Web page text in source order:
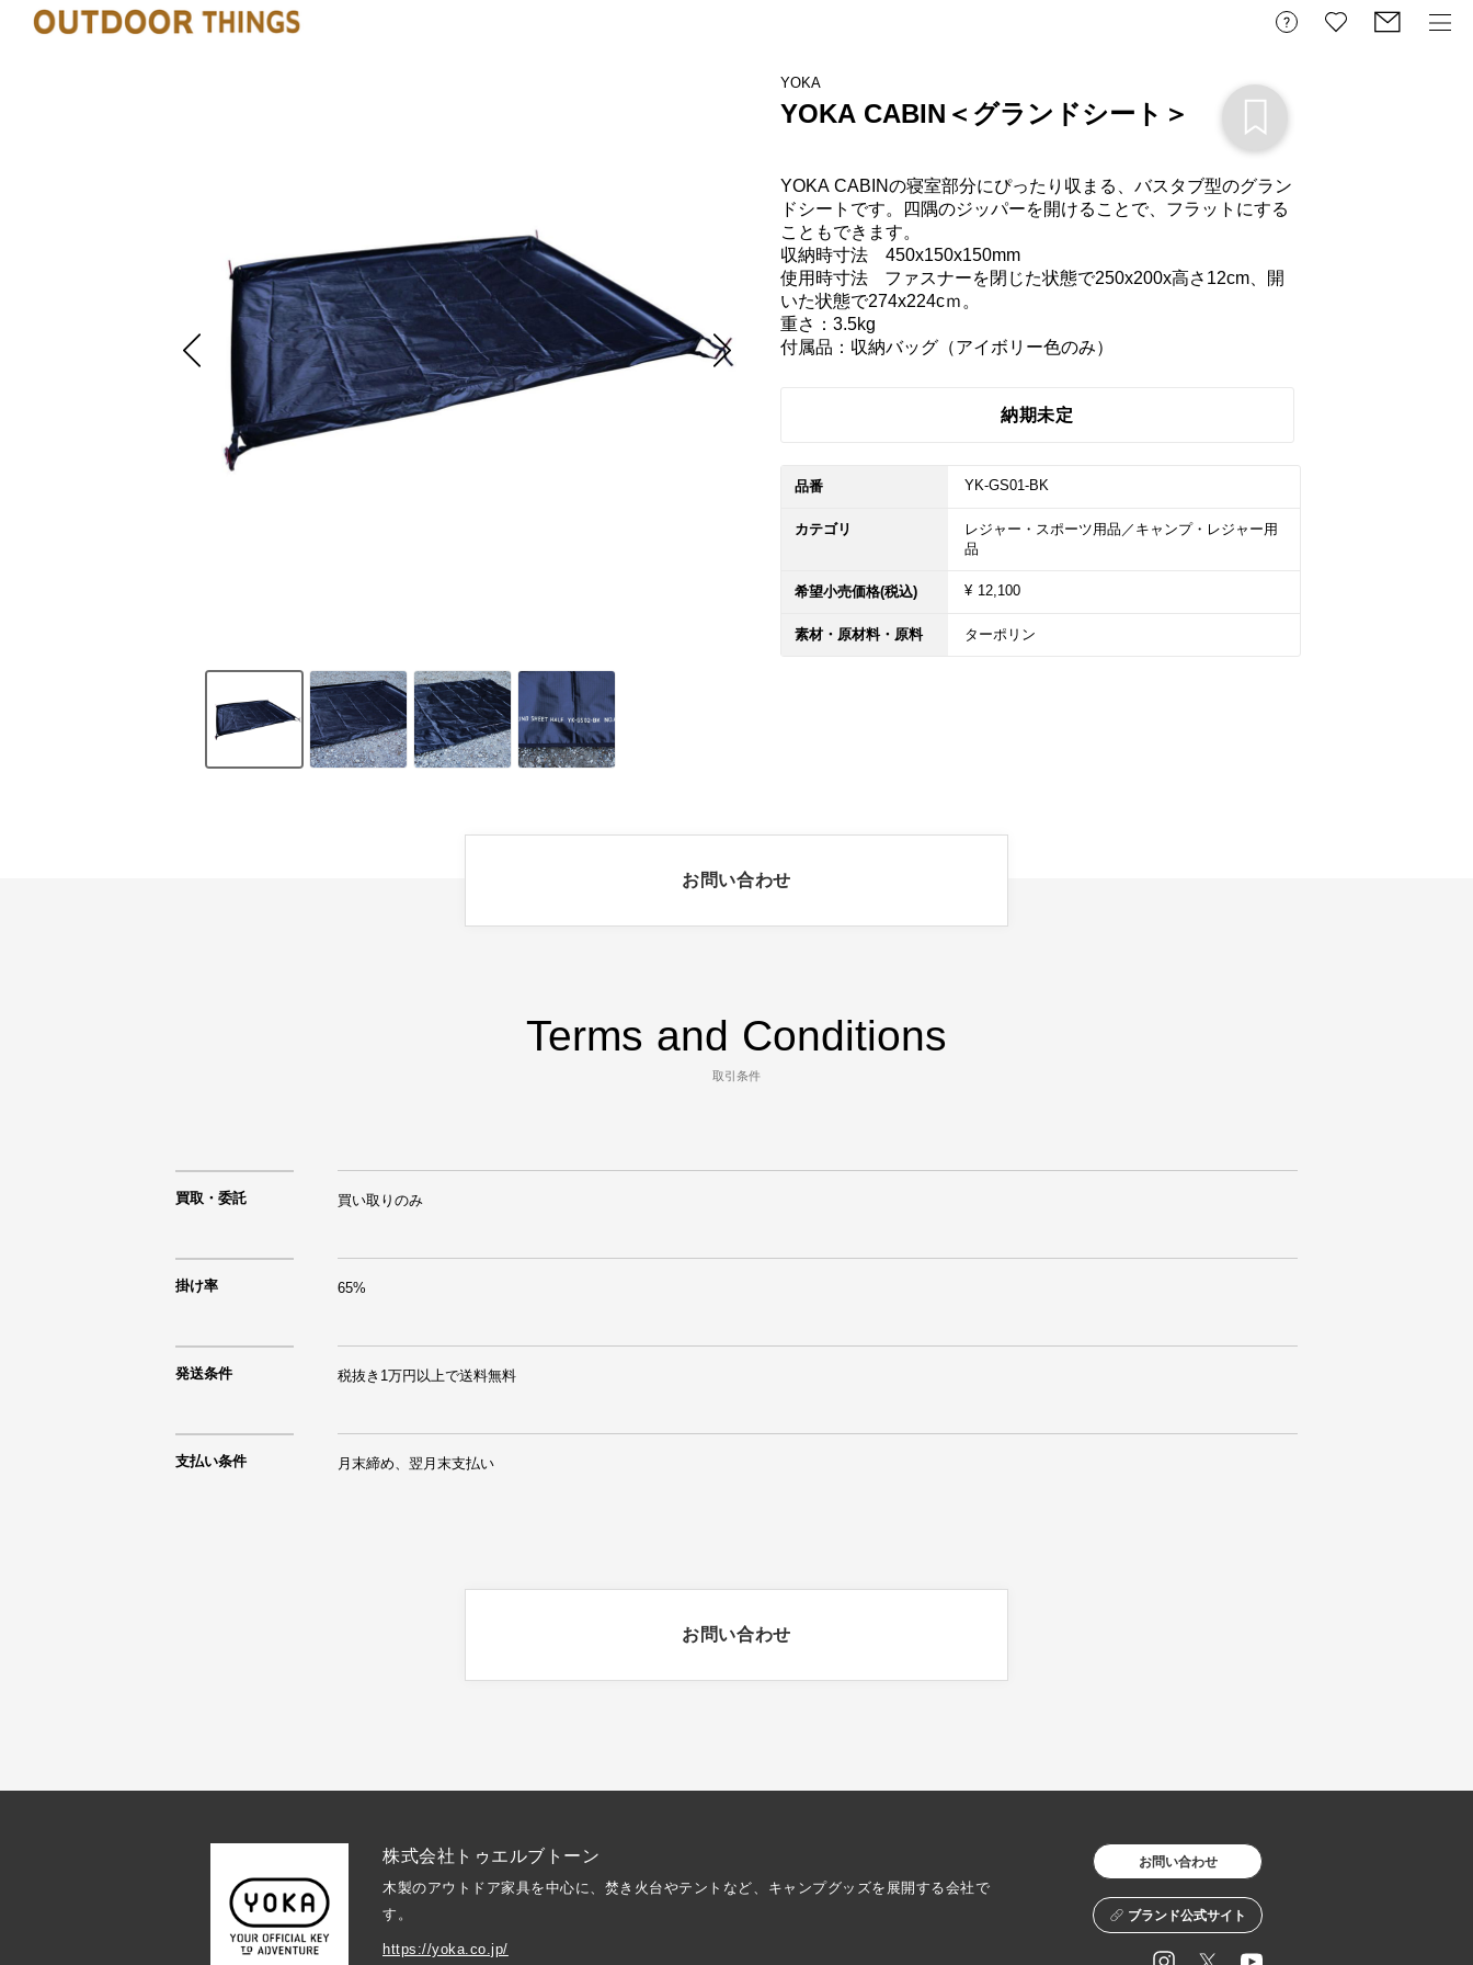
YOKA
YOKA CABIN＜グランドシート＞
YOKA CABINの寝室部分にぴったり収まる、バスタブ型のグラン
ドシートです。四隅のジッパーを開けることで、フラットにする
こともできます。
収納時寸法　450x150x150mm
使用時寸法   ファスナーを閉じた状態で250x200x高さ12cm、開
いた状態で274x224cｍ。
重さ：3.5kg
付属品：収納バッグ（アイボリー色のみ）
納期未定
品番 YK-GS01-BK
カテゴリ
レジャー・スポーツ用品／キャンプ・レジャー用
品
希望小売価格(税込) ¥ 12,100
素材・原材料・原料 ターポリン
お問い合わせ
Terms and Conditions
取引条件
買取・委託 買い取りのみ
掛け率 65%
発送条件 税抜き1万円以上で送料無料
支払い条件 月末締め、翌月末支払い
お問い合わせ
株式会社トゥエルブトーン
木製のアウトドア家具を中心に、焚き火台やテントなど、キャンプグッズを展開する会社で
す。
https://yoka.co.jp/
お問い合わせ
ブランド公式サイト